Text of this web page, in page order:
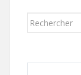
Rechercher...